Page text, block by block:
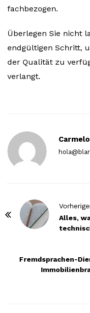
fachbezogen.
Überlegen Sie nicht
endgültigen Schritt,
der Qualität zu
verlangt.
Alles,
Fremdsprachen-